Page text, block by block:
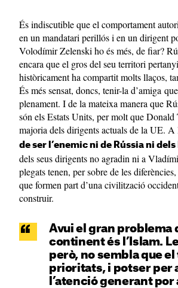
És indiscutible que el comportament
en un mandatari perillós i en un dirigent
Volodímir Zelenski ho és més, de fiar?
encara que el gros del seu territori
històricament ha compartit molts llaços,
És més sensat, doncs, tenir-la d’amiga
plenament. I de la mateixa manera que
són els Estats Units, per molt que
majoria dels dirigents actuals de la UE. A
de ser l’enemic ni de Rússia ni
dels seus dirigents no agradin ni a
plegats tenen, per sobre de les
que formen part d’una civilització
construir.
Avui el gran problema
continent és l’Islam.
però, no sembla que
prioritats, i potser per
l’atenció generant